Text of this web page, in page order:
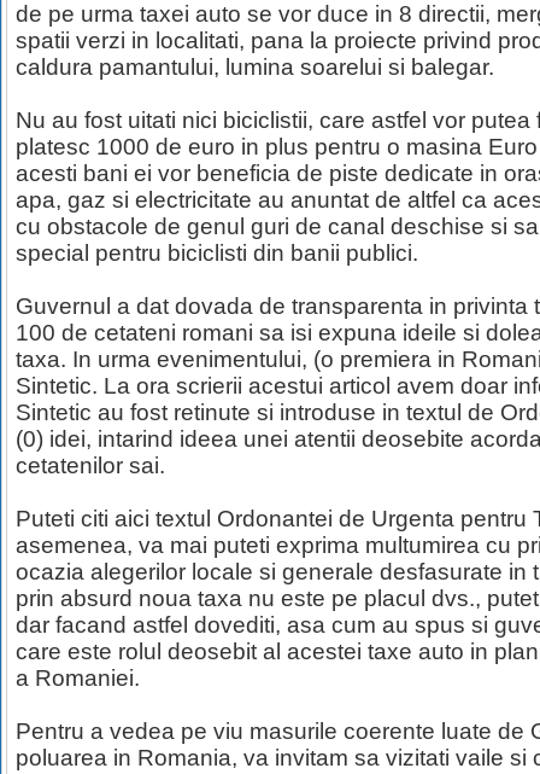
de pe urma taxei auto se vor duce in 8 directii,
spatii verzi in localitati, pana la proiecte privind
caldura pamantului, lumina soarelui si balegar.
Nu au fost uitati nici biciclistii, care astfel vor
platesc 1000 de euro in plus pentru o masina
acesti bani ei vor beneficia de piste dedicate in
apa, gaz si electricitate au anuntat de altfel ca
cu obstacole de genul guri de canal deschise si
special pentru biciclisti din banii publici.
Guvernul a dat dovada de transparenta in privinta
100 de cetateni romani sa isi expuna ideile si
taxa. In urma evenimentului, (o premiera in
Sintetic. La ora scrierii acestui articol avem doar
Sintetic au fost retinute si introduse in textul de
(0) idei, intarind ideea unei atentii deosebite
cetatenilor sai.
Puteti citi aici textul Ordonantei de Urgenta pentru
asemenea, va mai puteti exprima multumirea cu
ocazia alegerilor locale si generale desfasurate in
prin absurd noua taxa nu este pe placul dvs.,
dar facand astfel dovediti, asa cum au spus si
care este rolul deosebit al acestei taxe auto in
a Romaniei.
Pentru a vedea pe viu masurile coerente luate de
poluarea in Romania, va invitam sa vizitati vaile si